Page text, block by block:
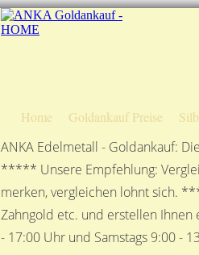
Home Goldankauf Preise
ANKA Edelmetall - Goldankauf:
***** Unsere Empfehlung:
merken, vergleichen lohnt sich.
Zahngold etc. und erstellen
- 17:00 Uhr und Samstags 9:00 -